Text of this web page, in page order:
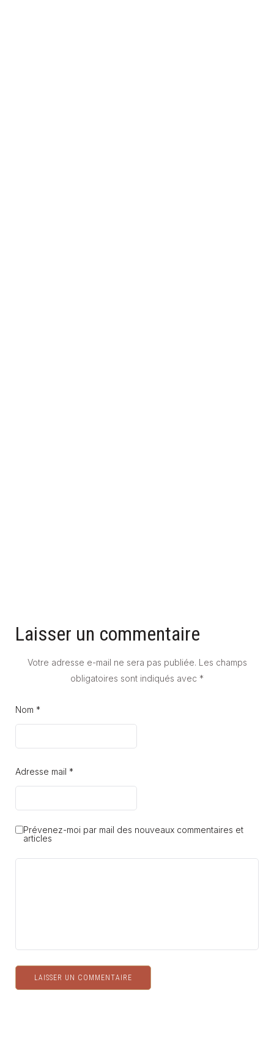
Laisser un commentaire
Votre adresse e-mail ne sera pas publiée. Les champs
obligatoires sont indiqués avec *
Nom *
Adresse mail *
Prévenez-moi par mail des nouveaux commentaires et
articles